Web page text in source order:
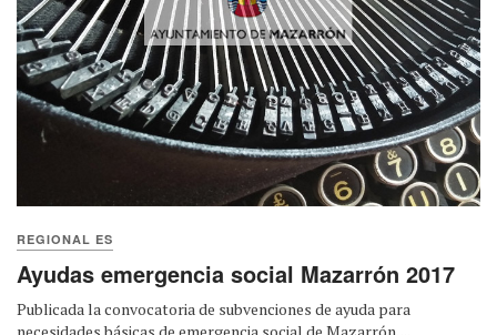
REGIONAL ES
Ayudas emergencia social Mazarrón 2017
Publicada la convocatoria de subvenciones de ayuda para